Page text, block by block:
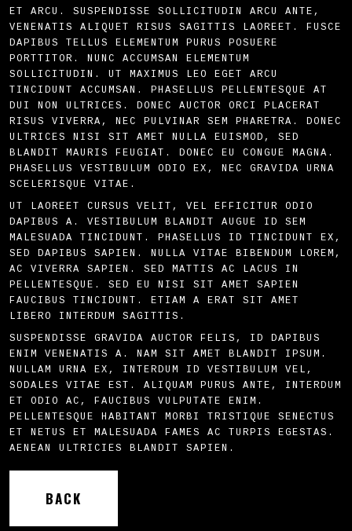
ET ARCU. SUSPENDISSE SOLLICITUDIN ARCU ANTE,
VENENATIS ALIQUET RISUS SAGITTIS LAOREET. FUSCE
DAPIBUS TELLUS ELEMENTUM PURUS POSUERE
PORTTITOR. NUNC ACCUMSAN ELEMENTUM
SOLLICITUDIN. UT MAXIMUS LEO EGET ARCU
TINCIDUNT ACCUMSAN. PHASELLUS PELLENTESQUE AT
DUI NON ULTRICES. DONEC AUCTOR ORCI PLACERAT
RISUS VIVERRA, NEC PULVINAR SEM PHARETRA. DONEC
ULTRICES NISI SIT AMET NULLA EUISMOD, SED
BLANDIT MAURIS FEUGIAT. DONEC EU CONGUE MAGNA.
PHASELLUS VESTIBULUM ODIO EX, NEC GRAVIDA URNA
SCELERISQUE VITAE.
UT LAOREET CURSUS VELIT, VEL EFFICITUR ODIO
DAPIBUS A. VESTIBULUM BLANDIT AUGUE ID SEM
MALESUADA TINCIDUNT. PHASELLUS ID TINCIDUNT EX,
SED DAPIBUS SAPIEN. NULLA VITAE BIBENDUM LOREM,
AC VIVERRA SAPIEN. SED MATTIS AC LACUS IN
PELLENTESQUE. SED EU NISI SIT AMET SAPIEN
FAUCIBUS TINCIDUNT. ETIAM A ERAT SIT AMET
LIBERO INTERDUM SAGITTIS.
SUSPENDISSE GRAVIDA AUCTOR FELIS, ID DAPIBUS
ENIM VENENATIS A. NAM SIT AMET BLANDIT IPSUM.
NULLAM URNA EX, INTERDUM ID VESTIBULUM VEL,
SODALES VITAE EST. ALIQUAM PURUS ANTE, INTERDUM
ET ODIO AC, FAUCIBUS VULPUTATE ENIM.
PELLENTESQUE HABITANT MORBI TRISTIQUE SENECTUS
ET NETUS ET MALESUADA FAMES AC TURPIS EGESTAS.
AENEAN ULTRICIES BLANDIT SAPIEN.
BACK